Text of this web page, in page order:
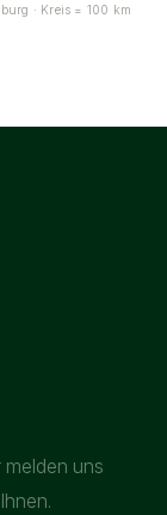
· Kreis = 100 km
melden uns